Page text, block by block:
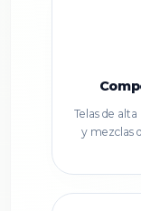
Telas de
y mezclas